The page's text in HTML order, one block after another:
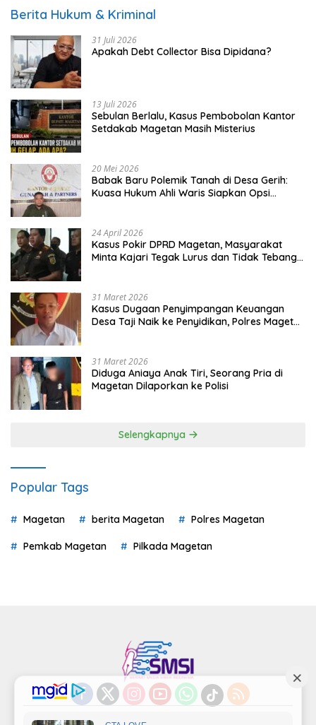
Berita Hukum & Kriminal
31 Juli 2026
Apakah Debt Collector Bisa Dipidana?
13 Juli 2026
Sebulan Berlalu, Kasus Pembobolan Kantor
Setdakab Magetan Masih Misterius
20 Mei 2026
Babak Baru Polemik Tanah di Desa Gerih:
Kuasa Hukum Ahli Waris Siapkan Opsi
24 April 2026
Kasus Pokir DPRD Magetan, Masyarakat
Minta Kajari Tegak Lurus dan Tidak Tebang
31 Maret 2026
Kasus Dugaan Penyimpangan Keuangan
Desa Taji Naik ke Penyidikan, Polres Magetan
31 Maret 2026
Diduga Aniaya Anak Tiri, Seorang Pria di
Magetan Dilaporkan ke Polisi
Selengkapnya
Popular Tags
Magetan berita Magetan Polres Magetan
Pemkab Magetan Pilkada Magetan